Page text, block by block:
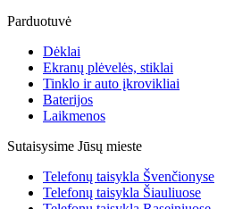
Parduotuvė
Dėklai
Ekranų plėvelės, stiklai
Tinklo ir auto įkrovikliai
Baterijos
Laikmenos
Sutaisysime Jūsų mieste
Telefonų taisykla Švenčionyse
Telefonų taisykla Šiauliuose